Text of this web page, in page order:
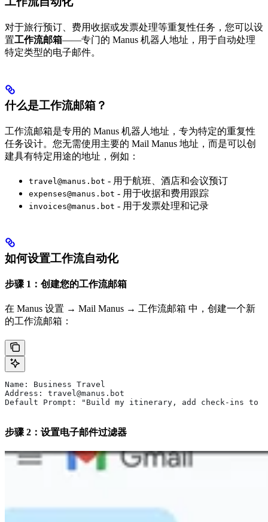
对于旅行预订、费用收据或发票处理等重复性任务，您可以设
置工作流邮箱——专门的 Manus 机器人地址，用于自动处理
特定类型的电子邮件。
什么是工作流邮箱？
工作流邮箱是专用的 Manus 机器人地址，专为特定的重复性
任务设计。您无需使用主要的 Mail Manus 地址，而是可以创
建具有特定用途的地址，例如：
travel@manus.bot - 用于航班、酒店和会议预订
expenses@manus.bot - 用于收据和费用跟踪
invoices@manus.bot - 用于发票处理和记录
如何设置工作流自动化
步骤 1：创建您的工作流邮箱
在 Manus 设置 → Mail Manus → 工作流邮箱 中，创建一个新
的工作流邮箱：
Name: Business Travel
Address: travel@manus.bot
Default Prompt: "Build my itinerary, add check-ins
步骤 2：设置电子邮件过滤器